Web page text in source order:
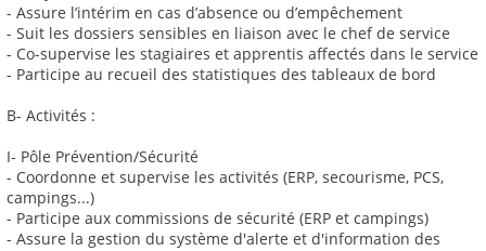
- Assure l’intérim en cas d’absence ou d’empêchement
- Suit les dossiers sensibles en liaison avec le chef de service
- Co-supervise les stagiaires et apprentis affectés dans le service
- Participe au recueil des statistiques des tableaux de bord
B- Activités :
I- Pôle Prévention/Sécurité
- Coordonne et supervise les activités (ERP, secourisme, PCS,
campings...)
- Participe aux commissions de sécurité (ERP et campings)
- Assure la gestion du système d'alerte et d'information des